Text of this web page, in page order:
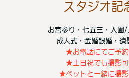
スタジオ記
お宮参り・七五三・入園
成人式・金婚銀婚・
★お電話にてご予約
★土日祝でも撮影可
★ペットと一緒に撮影